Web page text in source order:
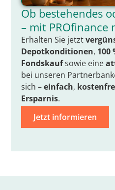
Ob bestehendes
– mit PROfinance
Erhalten Sie jetzt
Depotkonditionen, 100
Fondskaufsowie eine
bei unseren
sich –einfach,
Ersparnis.
Jetzt informieren